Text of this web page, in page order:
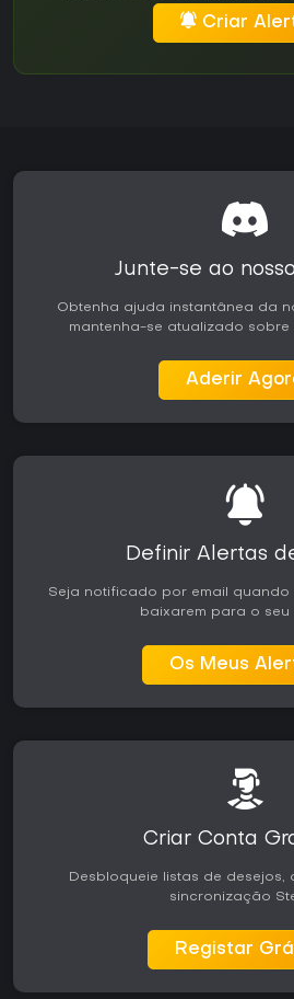
Criar
Junte-se ao
Obtenha ajuda instantânea da
mantenha-se atualizado sobre
Aderir
Definir Alertas
Seja notificado por email
baixarem para o seu
Os Meus
Criar Conta
Desbloqueie listas de desejos,
sincronização
Registar